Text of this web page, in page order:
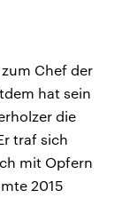
Chef der
hat sein
die
traf sich
mit Opfern
2015